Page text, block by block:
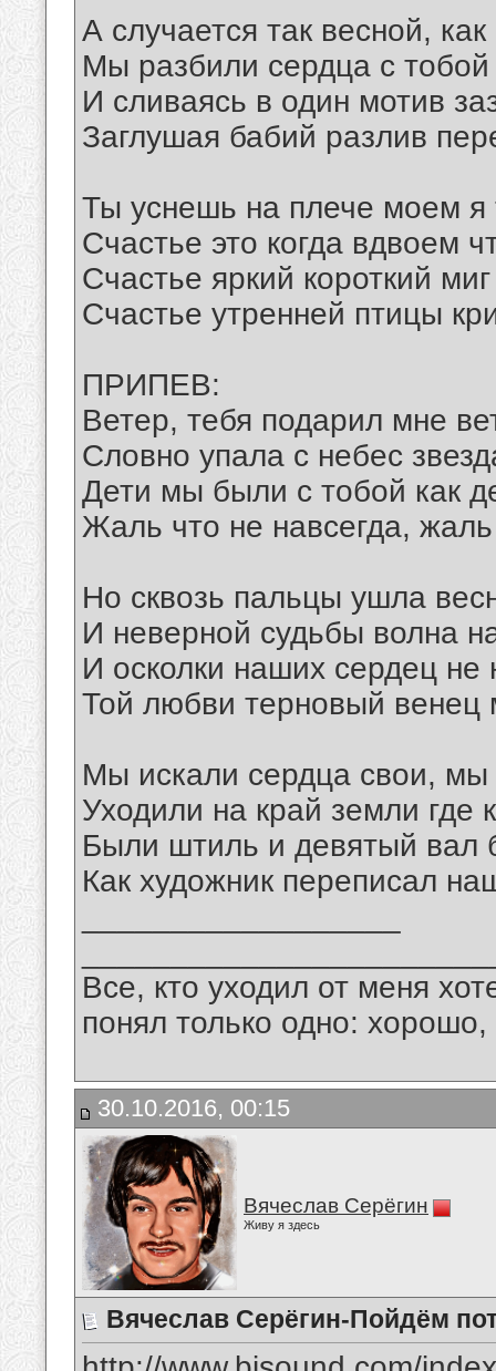
А случается так весной,
Мы разбили сердца с
И сливаясь в один мотив
Заглушая бабий разлив
Ты уснешь на плече моем я
Счастье это когда вдвоем
Счастье яркий короткий
Счастье утренней птицы
ПРИПЕВ:
Ветер, тебя подарил мне
Словно упала с небес
Дети мы были с тобой как
Жаль что не навсегда, жаль
Но сквозь пальцы ушла
И неверной судьбы волна
И осколки наших сердец
Той любви терновый венец
Мы искали сердца свои, мы
Уходили на край земли где
Были штиль и девятый вал
Как художник переписал
Все, кто уходил от меня
понял только одно:
30.10.2016, 00:15
Вячеслав Серёгин
Живу я здесь
Вячеслав Серёгин-Пойдём